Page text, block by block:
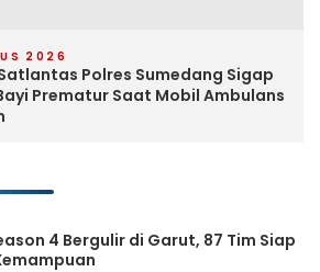
2026
Polres Sumedang Sigap
Prematur Saat Mobil Ambulans
4 Bergulir di Garut, 87 Tim Siap